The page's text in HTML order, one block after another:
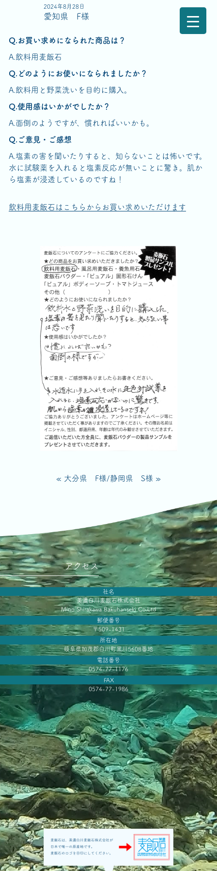
2024年8月28日
愛知県 F様
Q.お買い求めになられた商品は？
A.飲料用麦飯石
Q.どのようにお使いになられましたか？
A.飲料用と野菜洗いを目的に購入。
Q.使用感はいかがでしたか？
A.面倒のようですが、慣れればいいかも。
Q.ご意見・ご感想
A.塩素の害を聞いたりすると、知らないことは怖いです。
水に試験薬を入れると塩素反応が無いことに驚き。肌か
ら塩素が浸透しているのですね！
飲料用麦飯石はこちらからお買い求めいただけます
« 大分県 F様/静岡県 S様 »
アクセス
社名
美濃白川麦飯石株式会社
Mino Shirakawa Bakuhanseki Co.Ltd
郵便番号
〒509-1431
所在地
岐阜県加茂郡白川町黒川5608番地
電話番号
0574-77-1176
FAX
0574-77-1986